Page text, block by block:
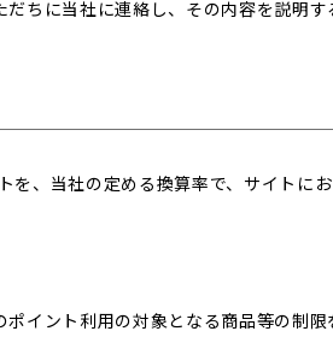
ちに当社に連絡し、その内容を説明す
を、当社の定める換算率で、サイトに
イント利用の対象となる商品等の制限